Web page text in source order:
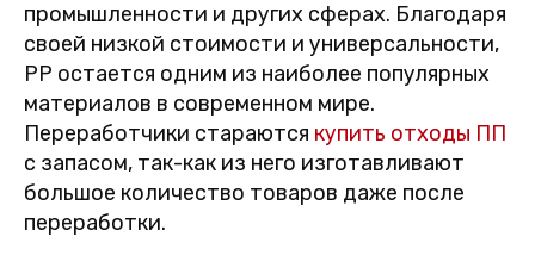
промышленности и других сферах. Благодаря
своей низкой стоимости и универсальности,
PP остается одним из наиболее популярных
материалов в современном мире.
Переработчики стараются купить отходы ПП
с запасом, так-как из него изготавливают
большое количество товаров даже после
переработки.